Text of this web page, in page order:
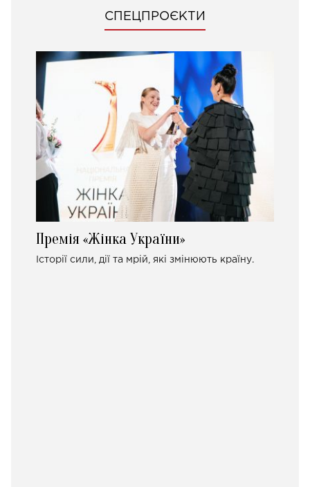
СПЕЦПРОЄКТИ
Премія «Жінка України»
Історії сили, дії та мрій, які змінюють країну.